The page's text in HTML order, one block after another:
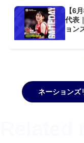
【6
代表
ョン
ネーションズ